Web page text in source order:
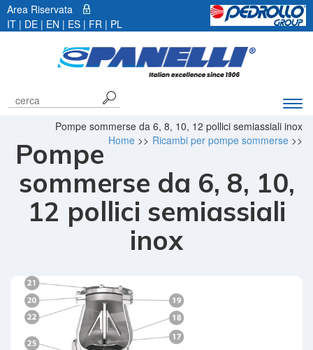
Area Riservata
IT | DE | EN | ES | FR | PL
di
Pompe sommerse da 6, 8, 10, 12 pollici semiassiali inox
Ricambi per pompe sommerse >>
Home >>
Pompe
sommerse da 6, 8, 10,
12 pollici semiassiali
inox